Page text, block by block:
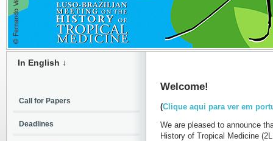
Welcome!
(Clique aqui para ver em
We are pleased to announce
History of Tropical Medicine
In English ↓
Call for Papers
Deadlines